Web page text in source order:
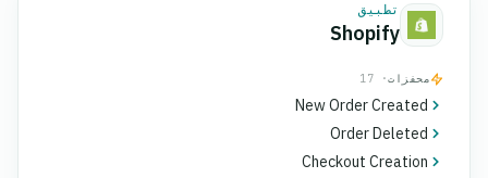
تطبيق
Shopify
محفزات· 17
New Order Created
Order Deleted
Checkout Creation